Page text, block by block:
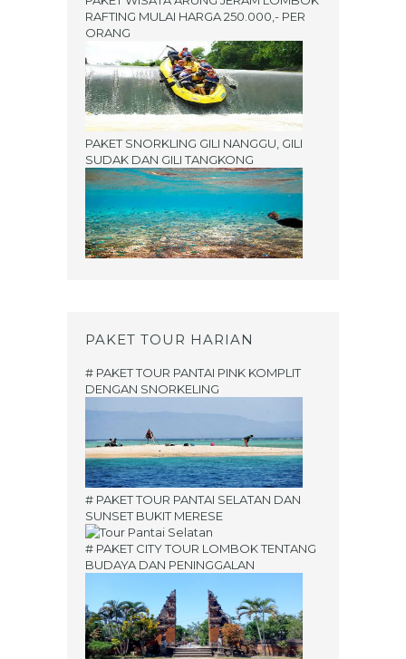
RAFTING MULAI HARGA 250.000,- PER
ORANG
PAKET SNORKLING GILI NANGGU, GILI
SUDAK DAN GILI TANGKONG
PAKET TOUR HARIAN
# PAKET TOUR PANTAI PINK KOMPLIT
DENGAN SNORKELING
# PAKET TOUR PANTAI SELATAN DAN
SUNSET BUKIT MERESE
# PAKET CITY TOUR LOMBOK TENTANG
BUDAYA DAN PENINGGALAN